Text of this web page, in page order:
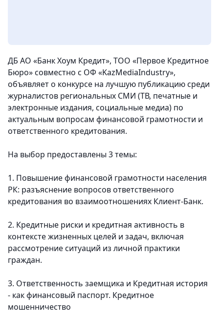
ДБ АО «Банк Хоум Кредит», ТОО «Первое Кредитное
Бюро» совместно с ОФ «KazMediaIndustry»,
объявляет о конкурсе на лучшую публикацию среди
журналистов региональных СМИ (ТВ, печатные и
электронные издания, социальные медиа) по
актуальным вопросам финансовой грамотности и
ответственного кредитования.
На выбор предоставлены 3 темы:
1. Повышение финансовой грамотности населения
РК: разъяснение вопросов ответственного
кредитования во взаимоотношениях Клиент-Банк.
2. Кредитные риски и кредитная активность в
контексте жизненных целей и задач, включая
рассмотрение ситуаций из личной практики
граждан.
3. Ответственность заемщика и Кредитная история
- как финансовый паспорт. Кредитное
мошенничество